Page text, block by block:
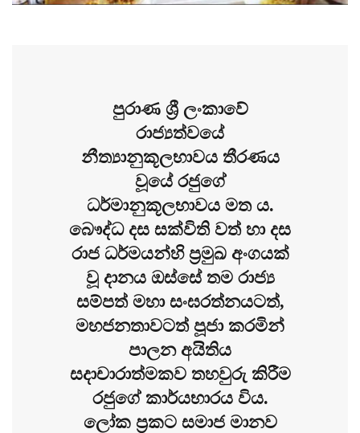
පුරාණ ශ්‍රී ලංකාවේ
රාජ්‍යත්වයේ
නීත්‍යානුකූලභාවය තීරණය
වූයේ රජුගේ
ධර්මානුකූලභාවය මත ය.
බෞද්ධ දස සක්විති වත් හා දස
රාජ ධර්මයන්හි ප්‍රමුඛ අංගයක්
වූ දානය ඔස්සේ තම රාජ්‍ය
සම්පත් මහා සංඝරත්නයටත්,
මහජනතාවටත් පූජා කරමින්
පාලන අයිතිය
සදාචාරාත්මකව තහවුරු කිරීම
රජුගේ කාර්යභාරය විය.
ලෝක ප්‍රකට සමාජ මානව